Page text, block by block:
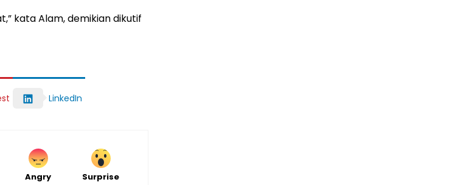
kata Alam, demikian dikutif
LinkedIn
Angry Surprise